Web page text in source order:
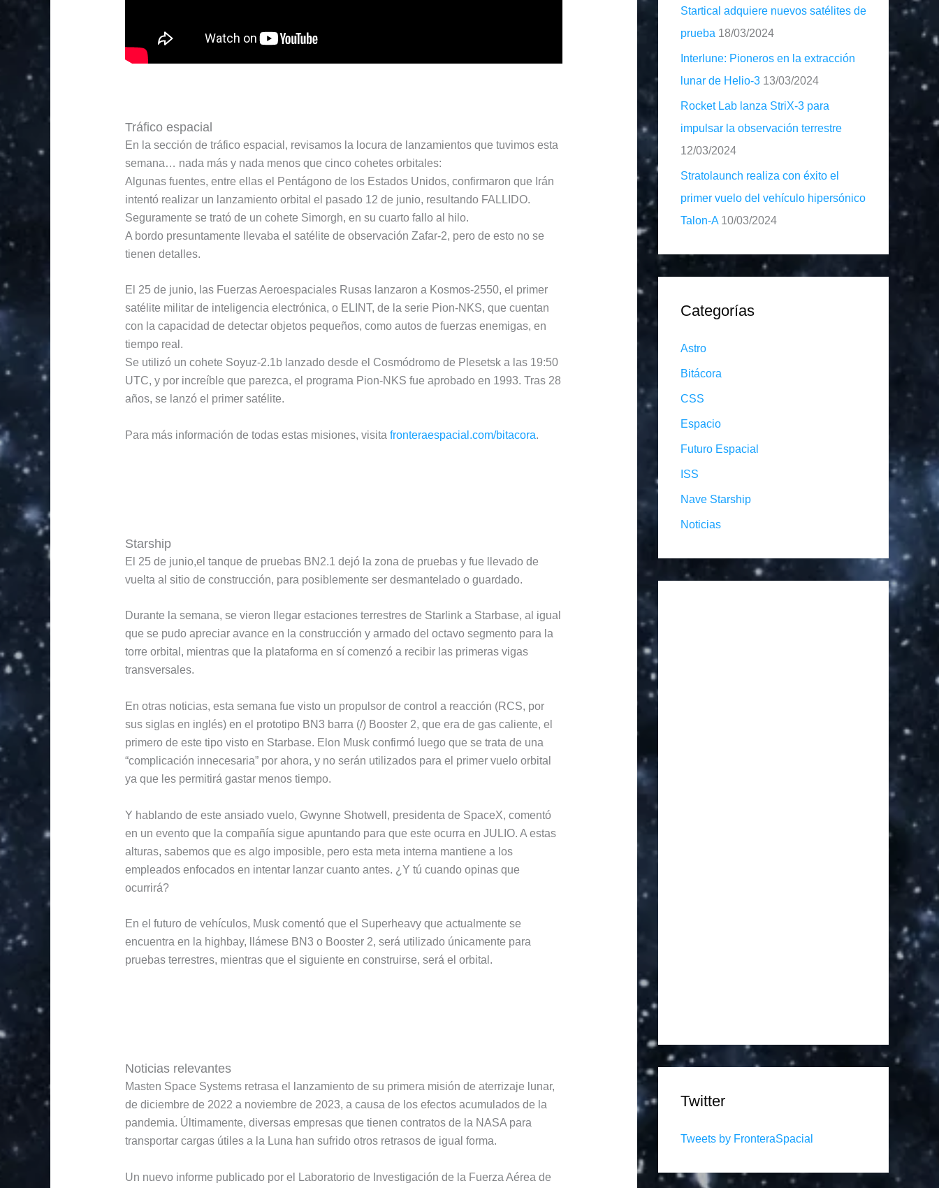
Tráfico espacial
En la sección de tráfico espacial, revisamos la locura de lanzamientos que tuvimos esta
semana… nada más y nada menos que cinco cohetes orbitales:
Algunas fuentes, entre ellas el Pentágono de los Estados Unidos, confirmaron que Irán
intentó realizar un lanzamiento orbital el pasado 12 de junio, resultando FALLIDO.
Seguramente se trató de un cohete Simorgh, en su cuarto fallo al hilo.
A bordo presuntamente llevaba el satélite de observación Zafar-2, pero de esto no se
tienen detalles.
El 25 de junio, las Fuerzas Aeroespaciales Rusas lanzaron a Kosmos-2550, el primer
satélite militar de inteligencia electrónica, o ELINT, de la serie Pion-NKS, que cuentan
con la capacidad de detectar objetos pequeños, como autos de fuerzas enemigas, en
tiempo real.
Se utilizó un cohete Soyuz-2.1b lanzado desde el Cosmódromo de Plesetsk a las 19:50
UTC, y por increíble que parezca, el programa Pion-NKS fue aprobado en 1993. Tras 28
años, se lanzó el primer satélite.
Para más información de todas estas misiones, visita fronteraespacial.com/bitacora.
Starship
El 25 de junio,el tanque de pruebas BN2.1 dejó la zona de pruebas y fue llevado de
vuelta al sitio de construcción, para posiblemente ser desmantelado o guardado.
Durante la semana, se vieron llegar estaciones terrestres de Starlink a Starbase, al igual
que se pudo apreciar avance en la construcción y armado del octavo segmento para la
torre orbital, mientras que la plataforma en sí comenzó a recibir las primeras vigas
transversales.
En otras noticias, esta semana fue visto un propulsor de control a reacción (RCS, por
sus siglas en inglés) en el prototipo BN3 barra (/) Booster 2, que era de gas caliente, el
primero de este tipo visto en Starbase. Elon Musk confirmó luego que se trata de una
“complicación innecesaria” por ahora, y no serán utilizados para el primer vuelo orbital
ya que les permitirá gastar menos tiempo.
Y hablando de este ansiado vuelo, Gwynne Shotwell, presidenta de SpaceX, comentó
en un evento que la compañía sigue apuntando para que este ocurra en JULIO. A estas
alturas, sabemos que es algo imposible, pero esta meta interna mantiene a los
empleados enfocados en intentar lanzar cuanto antes. ¿Y tú cuando opinas que
ocurrirá?
En el futuro de vehículos, Musk comentó que el Superheavy que actualmente se
encuentra en la highbay, llámese BN3 o Booster 2, será utilizado únicamente para
pruebas terrestres, mientras que el siguiente en construirse, será el orbital.
Noticias relevantes
Masten Space Systems retrasa el lanzamiento de su primera misión de aterrizaje lunar,
de diciembre de 2022 a noviembre de 2023, a causa de los efectos acumulados de la
pandemia. Últimamente, diversas empresas que tienen contratos de la NASA para
transportar cargas útiles a la Luna han sufrido otros retrasos de igual forma.
Un nuevo informe publicado por el Laboratorio de Investigación de la Fuerza Aérea de
Startical adquiere nuevos satélites de
prueba 18/03/2024
Interlune: Pioneros en la extracción
lunar de Helio-3 13/03/2024
Rocket Lab lanza StriX-3 para
impulsar la observación terrestre
12/03/2024
Stratolaunch realiza con éxito el
primer vuelo del vehículo hipersónico
Talon-A 10/03/2024
Categorías
Astro
Bitácora
CSS
Espacio
Futuro Espacial
ISS
Nave Starship
Noticias
Twitter
Tweets by FronteraSpacial